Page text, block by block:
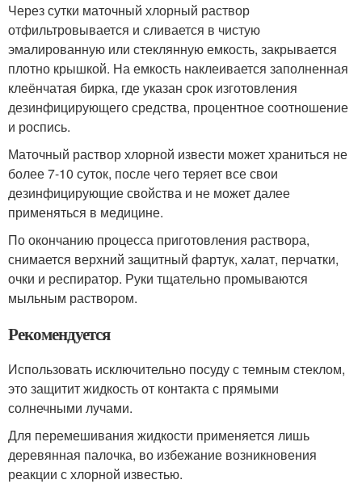
Через сутки маточный хлорный раствор
отфильтровывается и сливается в чистую
эмалированную или стеклянную емкость, закрывается
плотно крышкой. На емкость наклеивается заполненная
клеёнчатая бирка, где указан срок изготовления
дезинфицирующего средства, процентное соотношение
и роспись.
Маточный раствор хлорной извести может храниться не
более 7-10 суток, после чего теряет все свои
дезинфицирующие свойства и не может далее
применяться в медицине.
По окончанию процесса приготовления раствора,
снимается верхний защитный фартук, халат, перчатки,
очки и респиратор. Руки тщательно промываются
мыльным раствором.
Рекомендуется
Использовать исключительно посуду с темным стеклом,
это защитит жидкость от контакта с прямыми
солнечными лучами.
Для перемешивания жидкости применяется лишь
деревянная палочка, во избежание возникновения
реакции с хлорной известью.